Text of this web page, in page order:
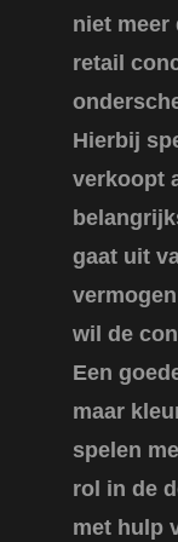
niet meer
retail
Hierbij
verkoopt
gaat uit
wil de
Een
maar
spelen
rol in de
met hulp